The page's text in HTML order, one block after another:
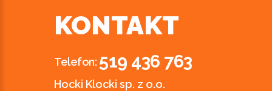
KONTAKT
Telefon: 519 436 763
Hocki Klocki sp. z o.o.